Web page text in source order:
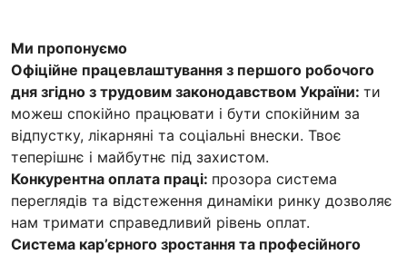
Ми пропонуємо
Офіційне працевлаштування з першого робочого
дня згідно з трудовим законодавством України: ти
можеш спокійно працювати і бути спокійним за
відпустку, лікарняні та соціальні внески. Твоє
теперішнє і майбутнє під захистом.
Конкурентна оплата праці: прозора система
переглядів та відстеження динаміки ринку дозволяє
нам тримати справедливий рівень оплат.
Система кар’єрного зростання та професійного